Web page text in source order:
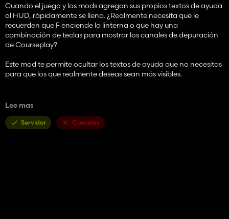
Cuando el juego y los mods agregan sus propios textos de ayuda
al HUD, rápidamente se llena. ¿Realmente necesita que le
recuerden que F enciende la linterna o que hay una
combinación de teclas para mostrar los canales de depuración
de Courseplay?
Este mod te permite ocultar los textos de ayuda que no necesitas
para que los que realmente deseas sean más visibles.
Soporta multijugador.
Uso:
- Habilita el mod y juega como de costumbre.
Lee mas
Servidor Consolas